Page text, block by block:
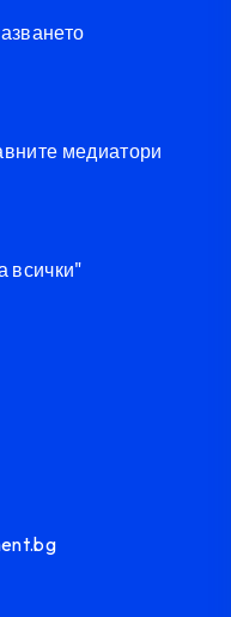
медиатори
всички"